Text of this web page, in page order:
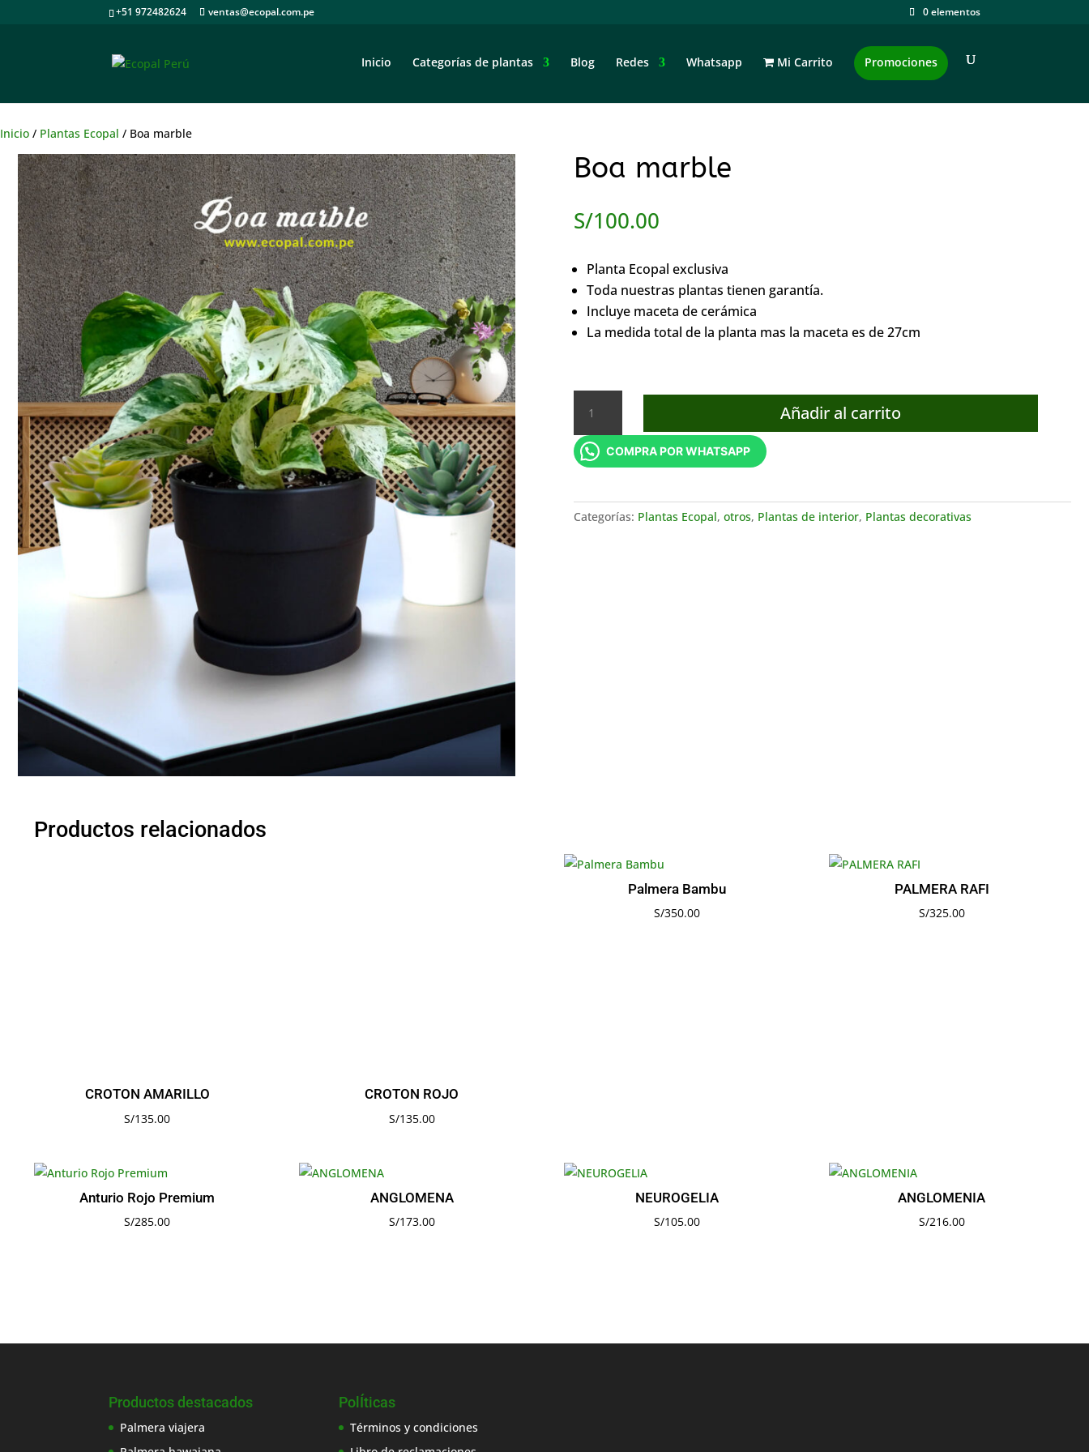
+51 972482624 ventas@ecopal.com.pe 0 elementos
Inicio Categorías de plantas Blog Redes Whatsapp Mi Carrito Promociones
Inicio / Plantas Ecopal / Boa marble
Boa marble
S/100.00
Planta Ecopal exclusiva
Toda nuestras plantas tienen garantía.
Incluye maceta de cerámica
La medida total de la planta mas la maceta es de 27cm
marble
cantidad
Añadir al carrito
COMPRA POR WHATSAPP
Categorías: Plantas Ecopal, otros, Plantas de interior, Plantas decorativas
Productos relacionados
CROTON AMARILLO
S/135.00
CROTON ROJO
S/135.00
Palmera Bambu
S/350.00
PALMERA RAFI
S/325.00
Anturio Rojo Premium
S/285.00
ANGLOMENA
S/173.00
NEUROGELIA
S/105.00
ANGLOMENIA
S/216.00
Productos destacados
Palmera viajera
PolÍticas
Términos y condiciones